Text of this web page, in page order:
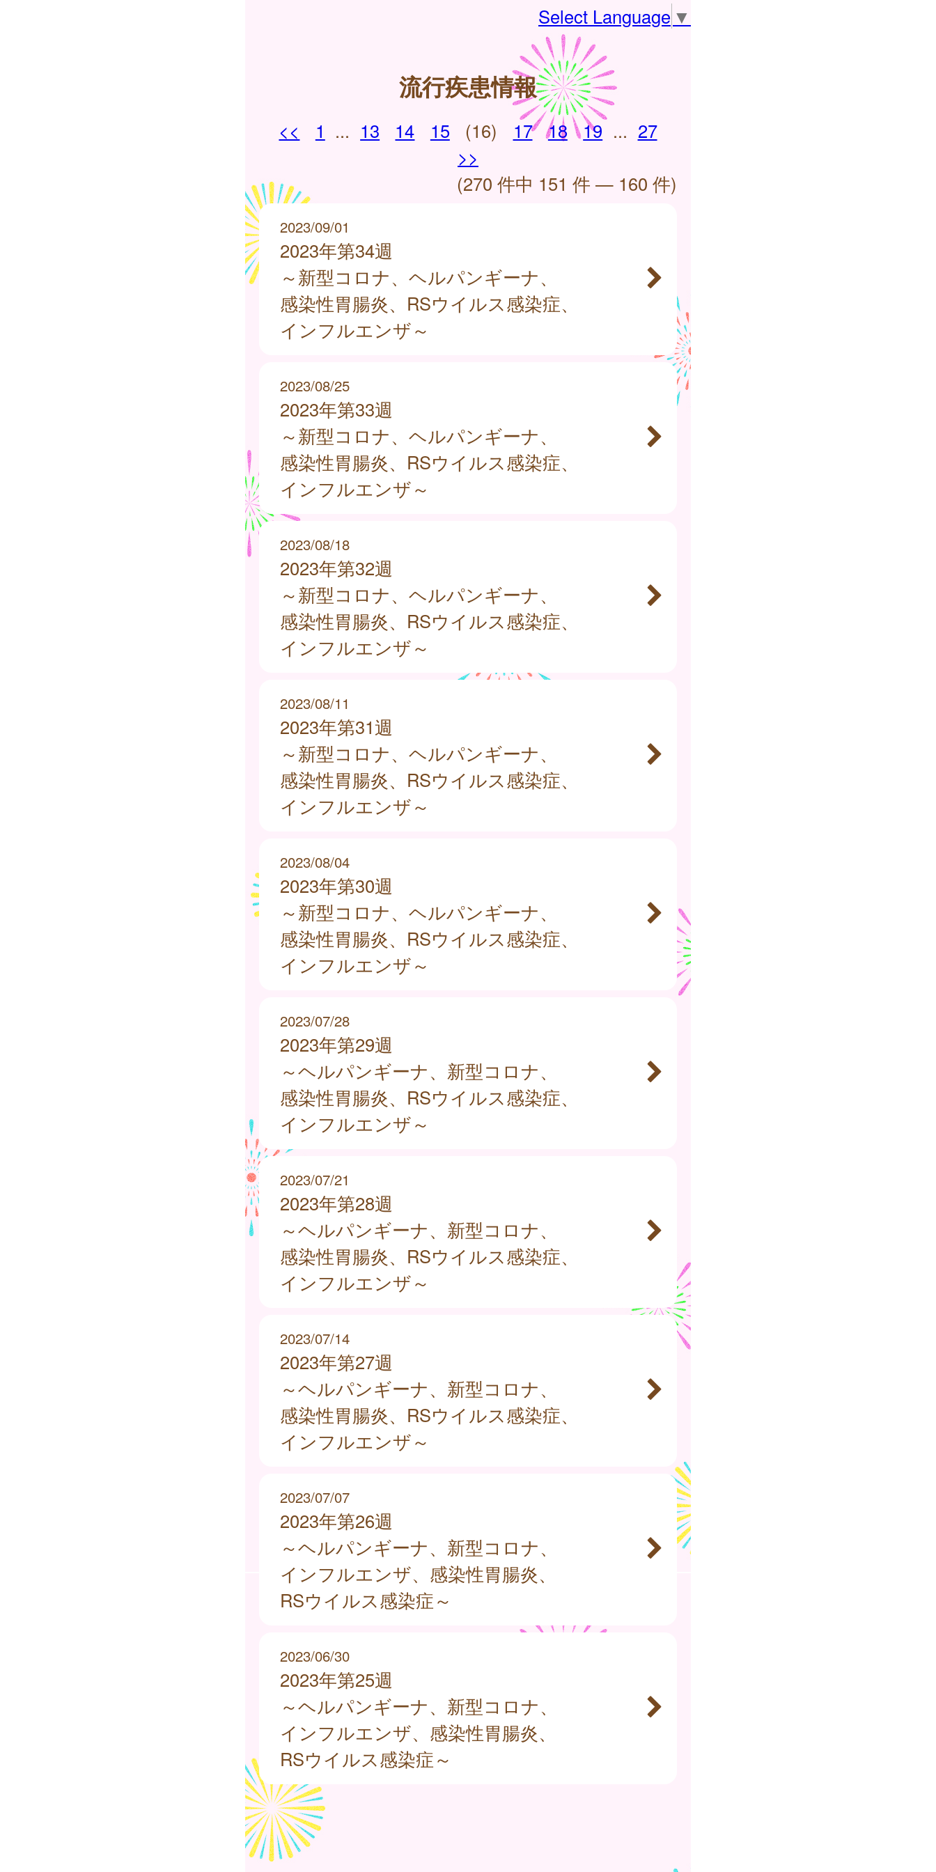
Select Language ▼
流行疾患情報
<< 1 ... 13 14 15 (16) 17 18 19 ... 27
>>
(270 件中 151 件 — 160 件)
2023/09/01
2023年第34週
～新型コロナ、ヘルパンギーナ、
感染性胃腸炎、RSウイルス感染症、
インフルエンザ～
2023/08/25
2023年第33週
～新型コロナ、ヘルパンギーナ、
感染性胃腸炎、RSウイルス感染症、
インフルエンザ～
2023/08/18
2023年第32週
～新型コロナ、ヘルパンギーナ、
感染性胃腸炎、RSウイルス感染症、
インフルエンザ～
2023/08/11
2023年第31週
～新型コロナ、ヘルパンギーナ、
感染性胃腸炎、RSウイルス感染症、
インフルエンザ～
2023/08/04
2023年第30週
～新型コロナ、ヘルパンギーナ、
感染性胃腸炎、RSウイルス感染症、
インフルエンザ～
2023/07/28
2023年第29週
～ヘルパンギーナ、新型コロナ、
感染性胃腸炎、RSウイルス感染症、
インフルエンザ～
2023/07/21
2023年第28週
～ヘルパンギーナ、新型コロナ、
感染性胃腸炎、RSウイルス感染症、
インフルエンザ～
2023/07/14
2023年第27週
～ヘルパンギーナ、新型コロナ、
感染性胃腸炎、RSウイルス感染症、
インフルエンザ～
2023/07/07
2023年第26週
～ヘルパンギーナ、新型コロナ、
インフルエンザ、感染性胃腸炎、
RSウイルス感染症～
2023/06/30
2023年第25週
～ヘルパンギーナ、新型コロナ、
インフルエンザ、感染性胃腸炎、
RSウイルス感染症～